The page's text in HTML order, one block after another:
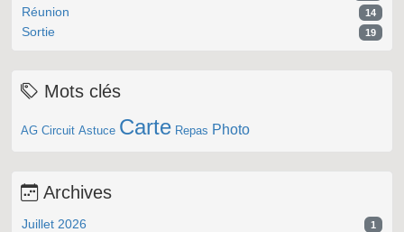
Réunion 14
Sortie 19
Mots clés
AG Circuit Astuce Carte Repas Photo
Archives
Juillet 2026 1